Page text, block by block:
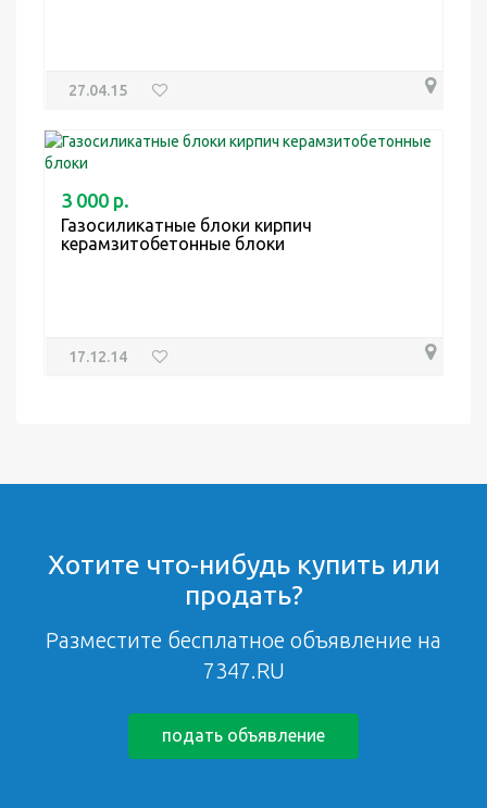
27.04.15
3 000 р.
Газосиликатные блоки кирпич
керамзитобетонные блоки
17.12.14
Хотите что-нибудь купить или
продать?
Разместите бесплатное объявление на
7347.RU
подать объявление